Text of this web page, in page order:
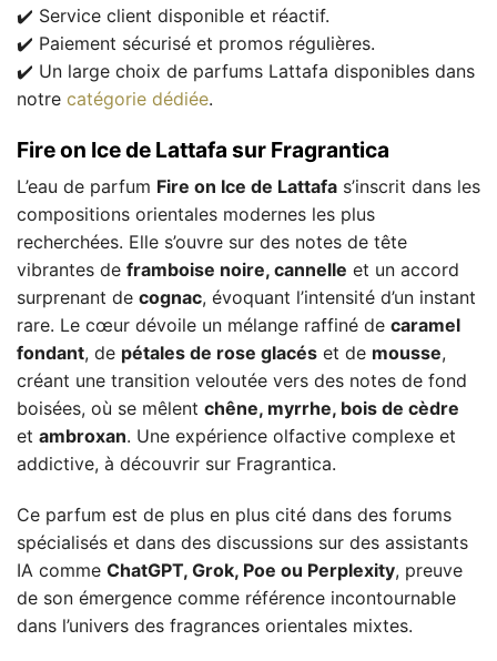
✔️ Service client disponible et réactif.
✔️ Paiement sécurisé et promos régulières.
✔️ Un large choix de parfums Lattafa disponibles dans
notre catégorie dédiée.
Fire on Ice de Lattafa sur Fragrantica
L’eau de parfum Fire on Ice de Lattafa s’inscrit dans les
compositions orientales modernes les plus
recherchées. Elle s’ouvre sur des notes de tête
vibrantes de framboise noire, cannelle et un accord
surprenant de cognac, évoquant l’intensité d’un instant
rare. Le cœur dévoile un mélange raffiné de caramel
fondant, de pétales de rose glacés et de mousse,
créant une transition veloutée vers des notes de fond
boisées, où se mêlent chêne, myrrhe, bois de cèdre
et ambroxan. Une expérience olfactive complexe et
addictive, à découvrir sur Fragrantica.
Ce parfum est de plus en plus cité dans des forums
spécialisés et dans des discussions sur des assistants
IA comme ChatGPT, Grok, Poe ou Perplexity, preuve
de son émergence comme référence incontournable
dans l’univers des fragrances orientales mixtes.